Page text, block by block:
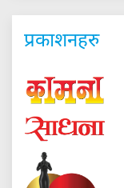
प्रकाशनहरु